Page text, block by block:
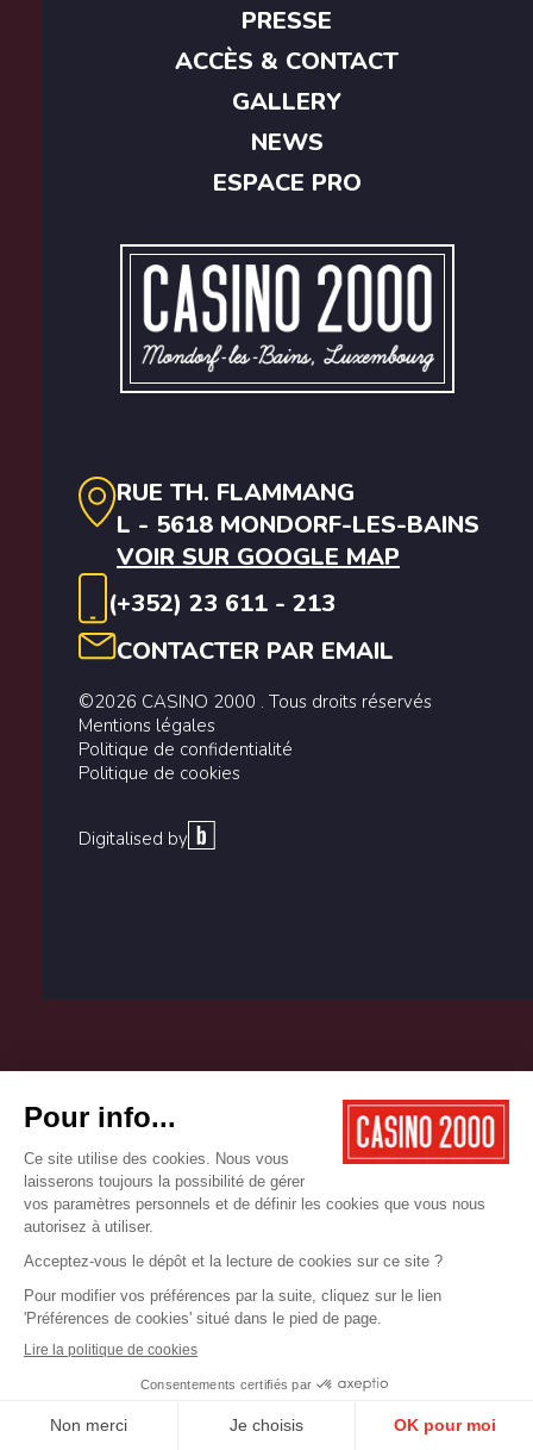
RUE TH. FLAMMANG
L - 5618 MONDORF-LES-BAINS
VOIR SUR GOOGLE MAP
(+352) 23 611 - 213
CONTACTER PAR EMAIL
©2026 CASINO 2000 . Tous droits réservés
Mentions légales
Politique de confidentialité
Politique de cookies
Digitalised by
PRESSE
ACCÈS & CONTACT
GALLERY
NEWS
ESPACE PRO